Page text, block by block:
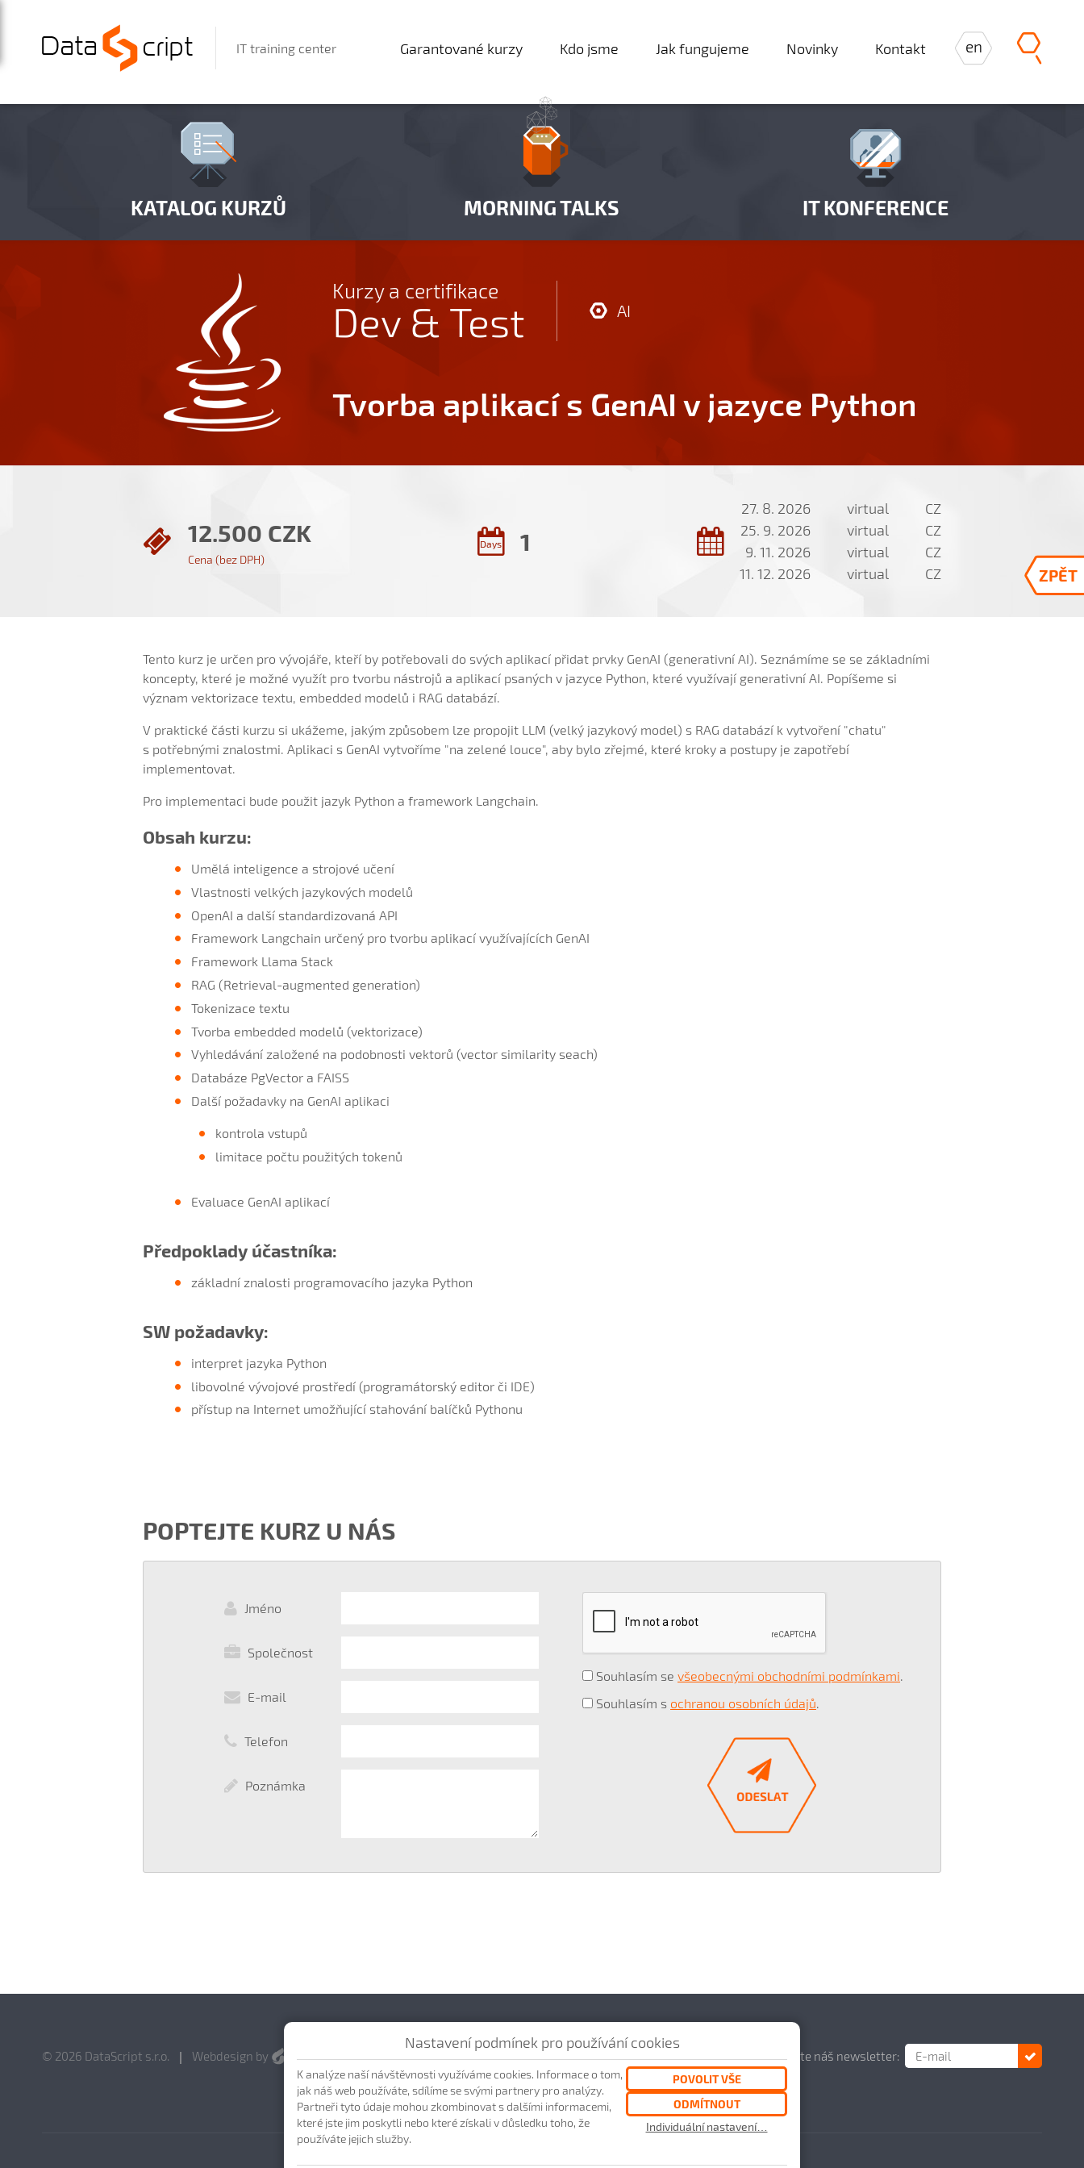
IT training center Garantované kurzy Kdo jsme Jak fungujeme Novinky Kontakt en
KATALOG KURZŮ MORNING TALKS IT KONFERENCE
Kurzy a certifikace
Dev & Test AI
Tvorba aplikací s GenAI v jazyce Python
12.500 CZK
Cena (bez DPH)
Days 1
27. 8. 2026 virtual
CZ
25. 9. 2026
virtual
CZ
9. 11. 2026
virtual
CZ
11. 12. 2026
virtual CZ ZPĚT
Tento kurz je určen pro vývojáře, kteří by potřebovali do svých aplikací přidat prvky GenAI (generativní AI). Seznámíme se se základními
koncepty, které je možné využít pro tvorbu nástrojů a aplikací psaných v jazyce Python, které využívají generativní AI. Popíšeme si
význam vektorizace textu, embedded modelů i RAG databází.
V praktické části kurzu si ukážeme, jakým způsobem lze propojit LLM (velký jazykový model) s RAG databází k vytvoření "chatu"
s potřebnými znalostmi. Aplikaci s GenAI vytvoříme "na zelené louce", aby bylo zřejmé, které kroky a postupy je zapotřebí
implementovat.
Pro implementaci bude použit jazyk Python a framework Langchain.
Obsah kurzu:
Umělá inteligence a strojové učení
Vlastnosti velkých jazykových modelů
OpenAI a další standardizovaná API
Framework Langchain určený pro tvorbu aplikací využívajících GenAI
Framework Llama Stack
RAG (Retrieval-augmented generation)
Tokenizace textu
Tvorba embedded modelů (vektorizace)
Vyhledávání založené na podobnosti vektorů (vector similarity seach)
Databáze PgVector a FAISS
Další požadavky na GenAI aplikaci
kontrola vstupů
limitace počtu použitých tokenů
Evaluace GenAI aplikací
Předpoklady účastníka:
základní znalosti programovacího jazyka Python
SW požadavky:
interpret jazyka Python
libovolné vývojové prostředí (programátorský editor či IDE)
přístup na Internet umožňující stahování balíčků Pythonu
POPTEJTE KURZ U NÁS
Jméno
Společnost
E-mail
Telefon
Poznámka
Souhlasím se všeobecnými obchodními podmínkami.
Souhlasím s ochranou osobních údajů.
Odebírejte náš newsletter:
© 2026 DataScript s.r.o. Webdesign by
ČLEN SKUPINY:
Nastavení podmínek pro používání cookies
K analýze naší návštěvnosti využíváme cookies. Informace o tom,
jak náš web používáte, sdílíme se svými partnery pro analýzy.
Partneři tyto údaje mohou zkombinovat s dalšími informacemi,
které jste jim poskytli nebo které získali v důsledku toho, že
používáte jejich služby.
POVOLIT VŠE
ODMÍTNOUT
Individuální nastavení…